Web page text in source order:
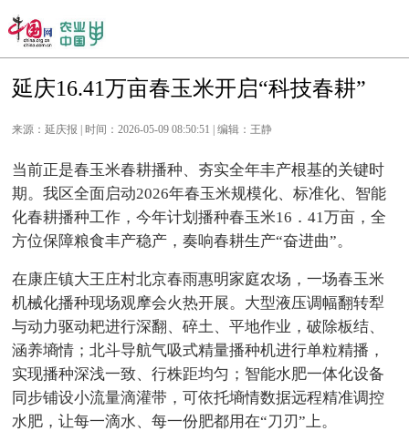
延庆16.41万亩春玉米开启“科技春耕”
来源：延庆报 | 时间：2026-05-09 08:50:51 | 编辑：王静
当前正是春玉米春耕播种、夯实全年丰产根基的关键时
期。我区全面启动2026年春玉米规模化、标准化、智能
化春耕播种工作，今年计划播种春玉米16．41万亩，全
方位保障粮食丰产稳产，奏响春耕生产“奋进曲”。
在康庄镇大王庄村北京春雨惠明家庭农场，一场春玉米
机械化播种现场观摩会火热开展。大型液压调幅翻转犁
与动力驱动耙进行深翻、碎土、平地作业，破除板结、
涵养墒情；北斗导航气吸式精量播种机进行单粒精播，
实现播种深浅一致、行株距均匀；智能水肥一体化设备
同步铺设小流量滴灌带，可依托墒情数据远程精准调控
水肥，让每一滴水、每一份肥都用在“刀刃”上。